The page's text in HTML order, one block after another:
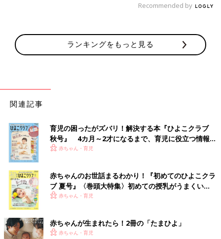
Recommended by
ランキングをもっと見る
関連記事
育児の困ったがズバリ！解決する本『ひよこクラブ
秋号』 4カ月～2才になるまで、育児に役立つ情報が
いっぱい！
赤ちゃん・育児
赤ちゃんのお世話まるわかり！『初めてのひよこクラ
ブ 夏号』〈巻頭大特集〉初めての授乳がうまくい
く！ おっぱい・ミルクの基本と夏のトラブル 解決テ
赤ちゃん・育児
赤ちゃんが生まれたら！2冊の「たまひよ」
赤ちゃん・育児